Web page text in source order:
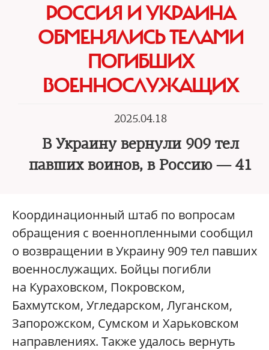
РОССИЯ И УКРАИНА
ОБМЕНЯЛИСЬ ТЕЛАМИ
ПОГИБШИХ
ВОЕННОСЛУЖАЩИХ
2025.04.18
В Украину вернули 909 тел
павших воинов, в Россию — 41
Координационный штаб по вопросам
обращения с военнопленными сообщил
о возвращении в Украину 909 тел павших
военнослужащих. Бойцы погибли
на Кураховском, Покровском,
Бахмутском, Угледарском, Луганском,
Запорожском, Сумском и Харьковском
направлениях. Также удалось вернуть